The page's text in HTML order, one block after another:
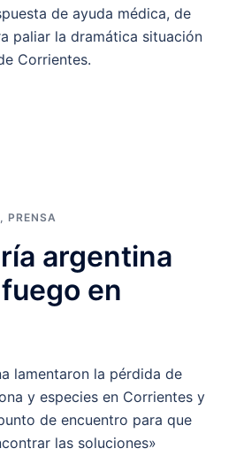
de ayuda médica, de
paliar la dramática situación
Corrientes.
PRENSA
argentina
en
lamentaron la pérdida de
y especies en Corrientes y
de encuentro para que
las soluciones»